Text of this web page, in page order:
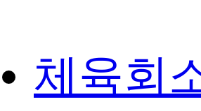
체육회